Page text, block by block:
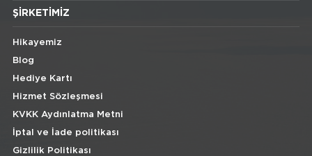
ŞIRKETIMIZ
Hikayemiz
Blog
Hediye Kartı
Hizmet Sözleşmesi
KVKK Aydınlatma Metni
İptal ve İade politikası
Gizlilik Politikası